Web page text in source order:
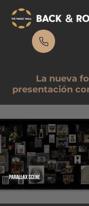
La nueva
presentación